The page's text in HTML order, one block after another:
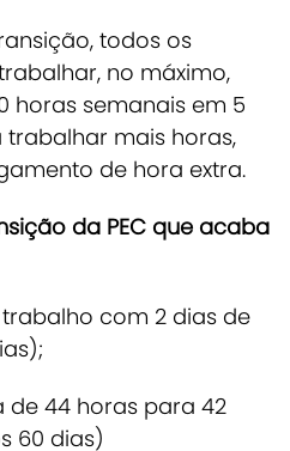
todos os
no máximo,
horas semanais em 5
trabalhar mais horas,
de hora extra.
da PEC que acaba
com 2 dias de
44 horas para 42
60 dias)